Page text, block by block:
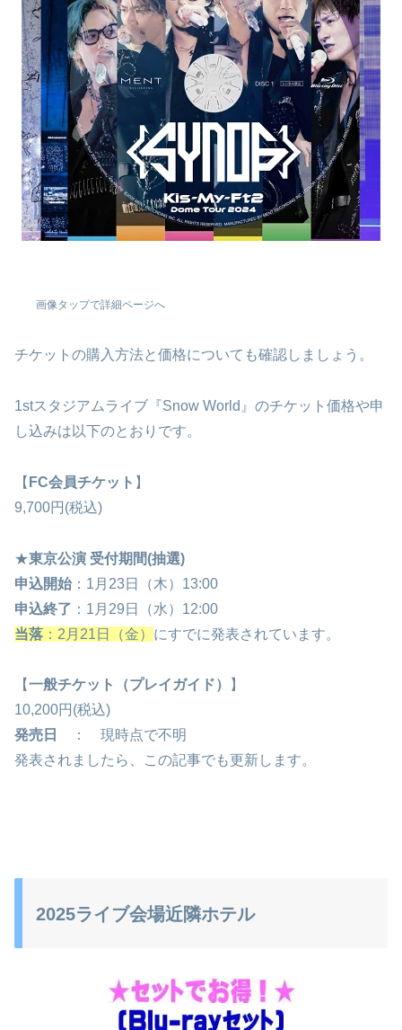
画像タップで詳細ページへ
チケットの購入方法と価格についても確認しましょう。
1stスタジアムライブ『Snow World』のチケット価格や申
し込みは以下のとおりです。
【 FC会員チケット 】
9,700円(税込)
★東京公演 受付期間(抽選)
申込開始 ：1月23日（木）13:00
申込終了 ：1月29日（水）12:00
当落 ：2月21日（金） にすでに発表されています。
【一般チケット（プレイガイド）
】
10,200円(税込)
発売日
： 現時点で不明
発表されましたら、この記事でも更新します。
2025ライブ会場近隣ホテル